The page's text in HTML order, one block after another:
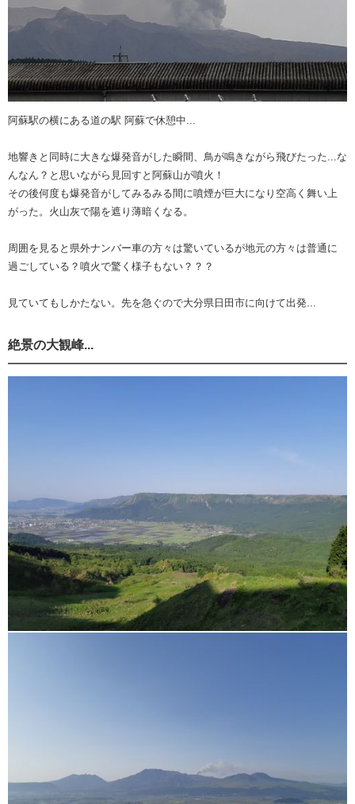
阿蘇駅の横にある道の駅 阿蘇で休憩中...
地響きと同時に大きな爆発音がした瞬間、鳥が鳴きながら飛びたった...な
んなん？と思いながら見回すと阿蘇山が噴火！
その後何度も爆発音がしてみるみる間に噴煙が巨大になり空高く舞い上
がった。火山灰で陽を遮り薄暗くなる。
周囲を見ると県外ナンバー車の方々は驚いているが地元の方々は普通に
過ごしている？噴火で驚く様子もない？？？
見ていてもしかたない。先を急ぐので大分県日田市に向けて出発...
絶景の大観峰...